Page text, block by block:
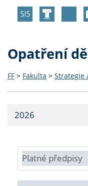
Opatření
FF > Fakulta > Strategie
2026
Platné předpisy